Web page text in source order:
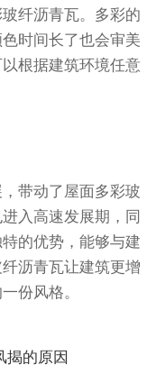
纤沥青瓦。多彩的
时间长了也会审美
根据建筑环境任意
带动了屋面多彩玻
入高速发展期，同
的优势，能够与建
沥青瓦让建筑更增
份风格。
揭的原因